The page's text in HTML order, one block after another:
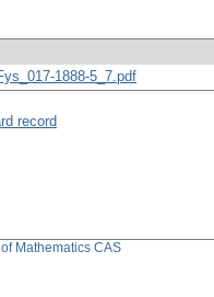
1888-5_7.pdf
record
of Mathematics CAS